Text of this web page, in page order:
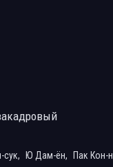
сук, Ю Дам-ён, Пак Кон-